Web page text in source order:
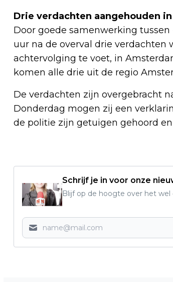
Drie verdachten aangehouden
Door goede samenwerking
uur na de overval drie verdachten
achtervolging te voet, in
komen alle drie uit de regio
De verdachten zijn overgebracht
Donderdag mogen zij een
de politie zijn getuigen gehoord
Schrijf je in voor onze
Blijf op de hoogte over het wel